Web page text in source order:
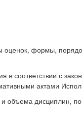
формы,
с
актами
объема дисциплин,